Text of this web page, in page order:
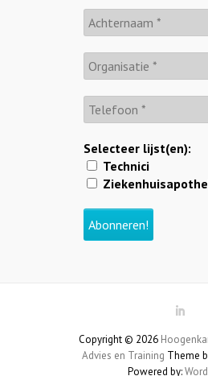
Selecteer lijst(en):
Technici
Copyright © 2026
Advies en Training Theme
Powered by: